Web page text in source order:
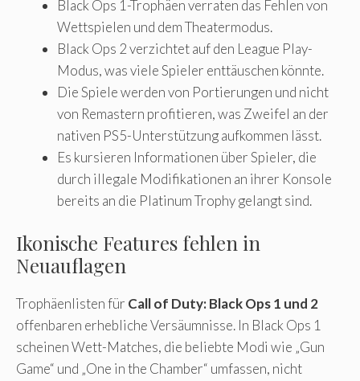
Black Ops 1-Trophäen verraten das Fehlen von
Wettspielen und dem Theatermodus.
Black Ops 2 verzichtet auf den League Play-
Modus, was viele Spieler enttäuschen könnte.
Die Spiele werden von Portierungen und nicht
von Remastern profitieren, was Zweifel an der
nativen PS5-Unterstützung aufkommen lässt.
Es kursieren Informationen über Spieler, die
durch illegale Modifikationen an ihrer Konsole
bereits an die Platinum Trophy gelangt sind.
Ikonische Features fehlen in
Neuauflagen
Trophäenlisten für Call of Duty: Black Ops 1 und 2
offenbaren erhebliche Versäumnisse. In Black Ops 1
scheinen Wett-Matches, die beliebte Modi wie „Gun
Game“ und „One in the Chamber“ umfassen, nicht